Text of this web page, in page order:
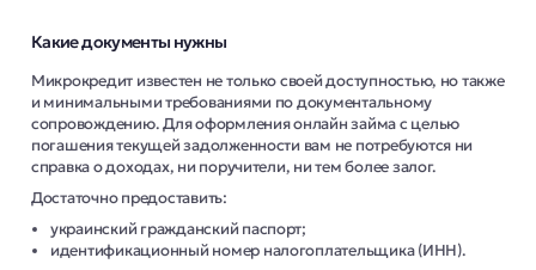
Какие документы нужны
Микрокредит известен не только своей доступностью, но также
и минимальными требованиями по документальному
сопровождению. Для оформления онлайн займа с целью
погашения текущей задолженности вам не потребуются ни
справка о доходах, ни поручители, ни тем более залог.
Достаточно предоставить:
украинский гражданский паспорт;
идентификационный номер налогоплательщика (ИНН).